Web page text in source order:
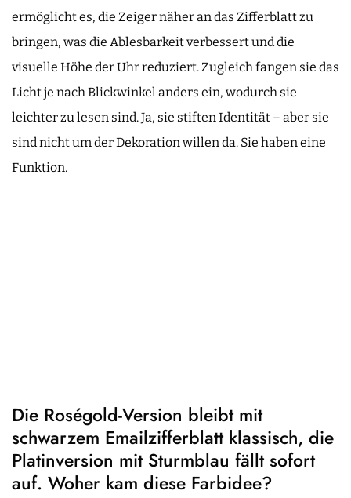
ermöglicht es, die Zeiger näher an das Zifferblatt zu
bringen, was die Ablesbarkeit verbessert und die
visuelle Höhe der Uhr reduziert. Zugleich fangen sie das
Licht je nach Blickwinkel anders ein, wodurch sie
leichter zu lesen sind. Ja, sie stiften Identität – aber sie
sind nicht um der Dekoration willen da. Sie haben eine
Funktion.
Die Roségold-Version bleibt mit
schwarzem Emailzifferblatt klassisch, die
Platinversion mit Sturmblau fällt sofort
auf. Woher kam diese Farbidee?